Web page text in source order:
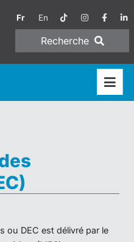
Fr En
Recherche
ou DEC est délivré par le